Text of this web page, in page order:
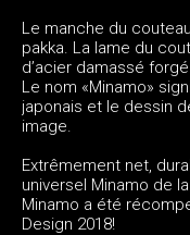
Le manche du
pakka. La lame du
d’acier damassé
Le nom «Minamo»
japonais et le dessin
image.
Extrêmement net,
universel Minamo de
Minamo a été
Design 2018!